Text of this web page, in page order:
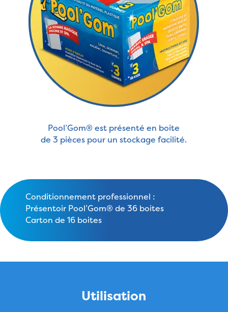
Pool’Gom® est présenté en boite
de 3 pièces pour un stockage facilité.
Conditionnement professionnel :
Présentoir Pool’Gom® de 36 boites
Carton de 16 boites
Utilisation